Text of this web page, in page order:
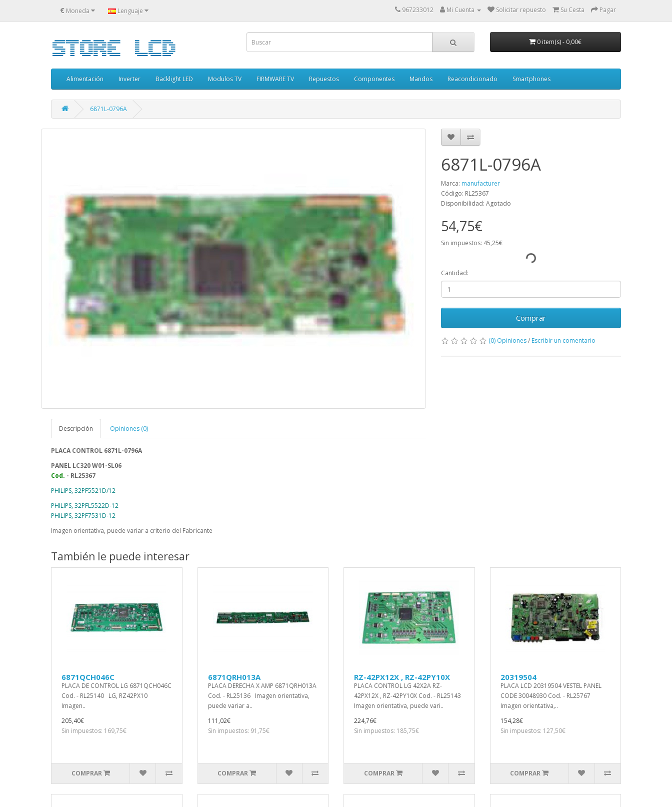
€ Moneda Lenguaje 967233012 Mi Cuenta Solicitar repuesto Su Cesta Pagar
0 item(s)- 0,00€
Alimentación Inverter Backlight LED Modulos TV FIRMWARE TV Repuestos Componentes Mandos Reacondicionado Smartphones
6871L-0796A
Descripción Opiniones (0)
PLACA CONTROL 6871L-0796A
PANEL LC320 W01-SL06
Cod. - RL25367
PHILIPS,32PF5521D/12
PHILIPS, 32PFL5522D-12
PHILIPS, 32PF7531D-12
Imagen orientativa, puede variar a criterio del Fabricante
6871L-0796A
Marca: manufacturer
Código: RL25367
Disponibilidad: Agotado
54,75€
Sin impuestos: 45,25€
Cantidad:
Comprar
(0) Opiniones/ Escribir un comentario
También le puede interesar
6871QCH046C
PLACA DE CONTROL LG 6871QCH046C
Cod. - RL25140 LG, RZ42PX10
Imagen..
205,40€
Sin impuestos: 169,75€
COMPRAR
6871QRH013A
PLACA DERECHA X AMP 6871QRH013A
Cod. - RL25136 Imagen orientativa,
puede variar a..
111,02€
Sin impuestos: 91,75€
COMPRAR
RZ-42PX12X , RZ-42PY10X
PLACA CONTROL LG 42X2A RZ-
42PX12X , RZ-42PY10X Cod. - RL25143
Imagen orientativa, puede vari..
224,76€
Sin impuestos: 185,75€
COMPRAR
20319504
PLACA LCD 20319504 VESTEL PANEL
CODE 30048930 Cod. - RL25767
Imagen orientativa,..
154,28€
Sin impuestos: 127,50€
COMPRAR